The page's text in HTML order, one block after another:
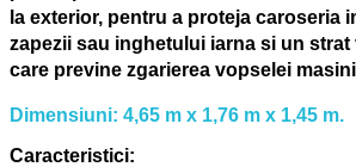
la exterior, pentru a proteja caroseria
zapezii sau inghetului iarna si un strat
care previne zgarierea vopselei
Dimensiuni: 4,65 m x 1,76 m x 1,45 m.
Caracteristici: